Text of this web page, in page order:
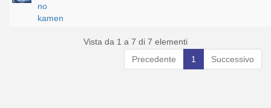
no
kamen
Vista da 1 a 7 di 7 elementi
Precedente
1 Successivo